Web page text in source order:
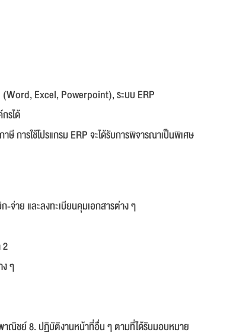
Excel, Powerpoint), ระบบ ERP
รได้
การใช้โปรแกรม ERP จะได้รับการพิจารณาเป็นพิเศษ
-จ่าย และลงทะเบียนคุมเอกสารต่าง ๆ
2
ๆ
าณิชย์ 8. ปฏิบัติงานหน้าที่อื่น ๆ ตามที่ได้รับมอบหมาย